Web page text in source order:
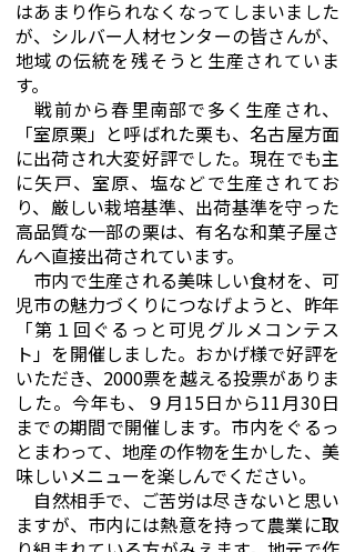
はあまり作られなくなってしまいました
が、シルバー人材センターの皆さんが、
地域の伝統を残そうと生産されていま
す。
戦前から春里南部で多く生産され、
「室原栗」と呼ばれた栗も、名古屋方面
に出荷され大変好評でした。現在でも主
に矢戸、室原、塩などで生産されてお
り、厳しい栽培基準、出荷基準を守った
高品質な一部の栗は、有名な和菓子屋さ
んへ直接出荷されています。
市内で生産される美味しい食材を、可
児市の魅力づくりにつなげようと、昨年
「第１回ぐるっと可児グルメコンテス
ト」を開催しました。おかげ様で好評を
いただき、2000票を越える投票がありま
した。今年も、９月15日から11月30日
までの期間で開催します。市内をぐるっ
とまわって、地産の作物を生かした、美
味しいメニューを楽しんでください。
自然相手で、ご苦労は尽きないと思い
ますが、市内には熱意を持って農業に取